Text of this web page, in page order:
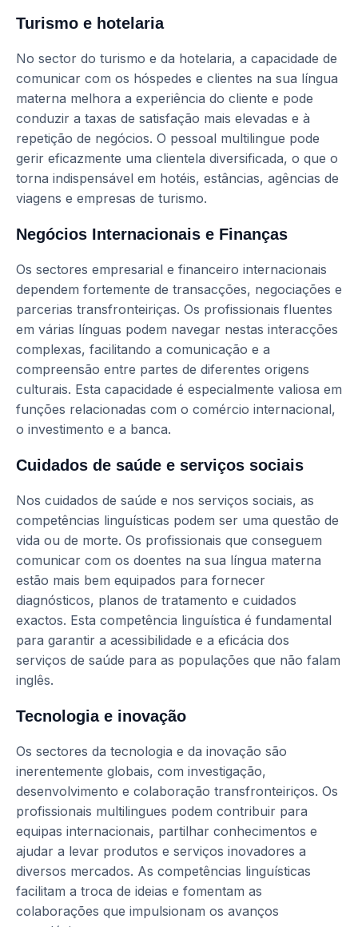
Turismo e hotelaria
No sector do turismo e da hotelaria, a capacidade de
comunicar com os hóspedes e clientes na sua língua
materna melhora a experiência do cliente e pode
conduzir a taxas de satisfação mais elevadas e à
repetição de negócios. O pessoal multilingue pode
gerir eficazmente uma clientela diversificada, o que o
torna indispensável em hotéis, estâncias, agências de
viagens e empresas de turismo.
Negócios Internacionais e Finanças
Os sectores empresarial e financeiro internacionais
dependem fortemente de transacções, negociações e
parcerias transfronteiriças. Os profissionais fluentes
em várias línguas podem navegar nestas interacções
complexas, facilitando a comunicação e a
compreensão entre partes de diferentes origens
culturais. Esta capacidade é especialmente valiosa em
funções relacionadas com o comércio internacional,
o investimento e a banca.
Cuidados de saúde e serviços sociais
Nos cuidados de saúde e nos serviços sociais, as
competências linguísticas podem ser uma questão de
vida ou de morte. Os profissionais que conseguem
comunicar com os doentes na sua língua materna
estão mais bem equipados para fornecer
diagnósticos, planos de tratamento e cuidados
exactos. Esta competência linguística é fundamental
para garantir a acessibilidade e a eficácia dos
serviços de saúde para as populações que não falam
inglês.
Tecnologia e inovação
Os sectores da tecnologia e da inovação são
inerentemente globais, com investigação,
desenvolvimento e colaboração transfronteiriços. Os
profissionais multilingues podem contribuir para
equipas internacionais, partilhar conhecimentos e
ajudar a levar produtos e serviços inovadores a
diversos mercados. As competências linguísticas
facilitam a troca de ideias e fomentam as
colaborações que impulsionam os avanços